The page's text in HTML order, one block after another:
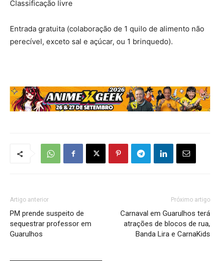
Classificação livre
Entrada gratuita (colaboração de 1 quilo de alimento não
perecível, exceto sal e açúcar, ou 1 brinquedo).
Artigo anterior
PM prende suspeito de
sequestrar professor em
Guarulhos
Próximo artigo
Carnaval em Guarulhos terá
atrações de blocos de rua,
Banda Lira e CarnaKids